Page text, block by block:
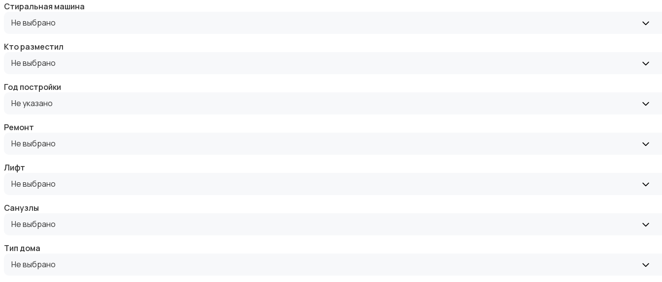
Аренда дома посуточно
Прочие строения
Стиральная машина
Не выбрано
Кто разместил
Не выбрано
Год постройки
Не указано
Ремонт
Не выбрано
Лифт
Не выбрано
Санузлы
Не выбрано
Тип дома
Не выбрано